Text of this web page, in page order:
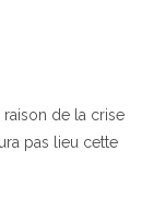
raison de la crise
pas lieu cette